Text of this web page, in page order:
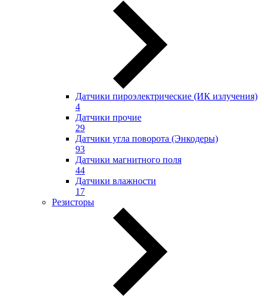
Датчики пироэлектрические (ИК излучения)
4
Датчики прочие
29
Датчики угла поворота (Энкодеры)
93
Датчики магнитного поля
44
Датчики влажности
17
Резисторы